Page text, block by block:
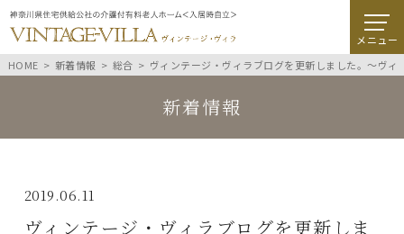
メニュー
HOME
新着情報 総合 ヴィンテージ・ヴィラブログを更新しました。～ヴ
新着情報
2019.06.11
ヴィンテージ・ヴィラブログを更新しま